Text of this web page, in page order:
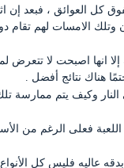
العوائق ، فبعد إن
وتلك الامسات لهم تقام
إلا انها اصبحت لا
هناك نتائج أفضل .
فعلى الرغم من
بدقه عاليه فليس كل